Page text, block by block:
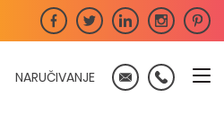
NARUČIVANJE